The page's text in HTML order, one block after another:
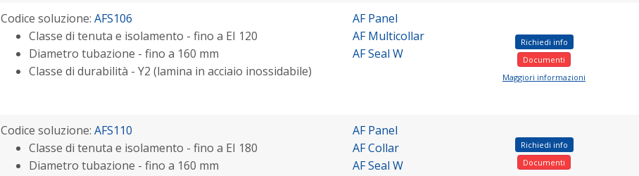
Codice soluzione: AFS106
Classe di tenuta e isolamento - fino a EI 120
Diametro tubazione - fino a 160 mm
Classe di durabilità - Y2 (lamina in acciaio inossidabile)
AF Panel
AF Multicollar
AF Seal W
Richiedi info
Documenti
Maggiori informazioni
Codice soluzione: AFS110
Classe di tenuta e isolamento - fino a EI 180
Diametro tubazione - fino a 160 mm
AF Panel
AF Collar
AF Seal W
Richiedi info
Documenti